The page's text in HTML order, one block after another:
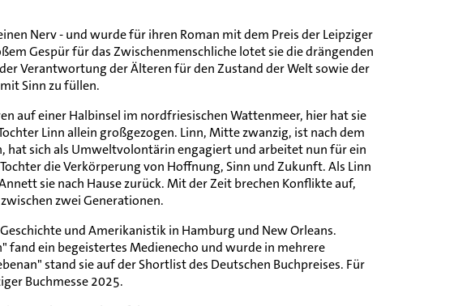
Nerv - und wurde für ihren Roman mit dem Preis der Leipziger
Gespür für das Zwischenmenschliche lotet sie die drängenden
Verantwortung der Älteren für den Zustand der Welt sowie der
Sinn zu füllen.
auf einer Halbinsel im nordfriesischen Wattenmeer, hier hat sie
Linn allein großgezogen. Linn, Mitte zwanzig, ist nach dem
hat sich als Umweltvolontärin engagiert und arbeitet nun für ein
die Verkörperung von Hoffnung, Sinn und Zukunft. Als Linn
sie nach Hause zurück. Mit der Zeit brechen Konflikte auf,
zwei Generationen.
und Amerikanistik in Hamburg und New Orleans.
fand ein begeistertes Medienecho und wurde in mehrere
stand sie auf der Shortlist des Deutschen Buchpreises. Für
Buchmesse 2025.